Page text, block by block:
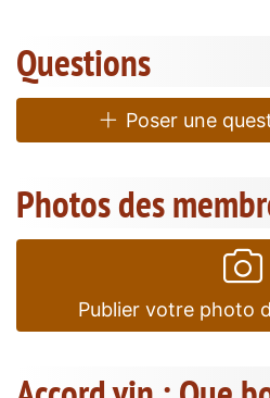
Questions
Poser une
Photos des
Publier votre photo